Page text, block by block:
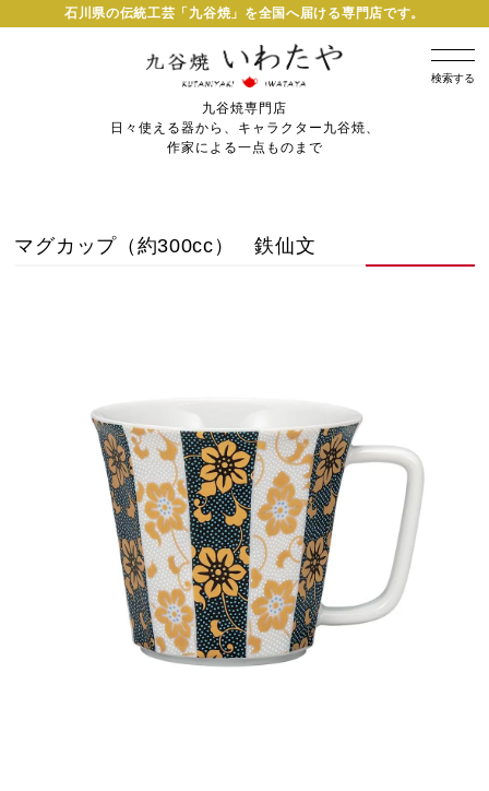
石川県の伝統工芸「九谷焼」を全国へ届ける専門店です。
検索する
九谷焼専門店
日々使える器から、キャラクター九谷焼、
作家による一点ものまで
マグカップ（約300cc） 鉄仙文